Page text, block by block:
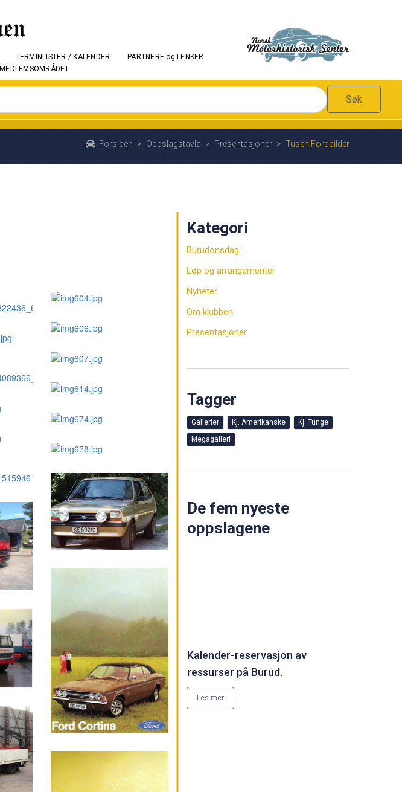
TERMINLISTER / KALENDER
PARTNERE og LENKER
MEDLEMSOMRÅDET
Søk
Forsiden > Oppslagstavla > Presentasjoner > Tusen Fordbilder
Kategori
Burudonsdag
Løp og arrangementer
Nyheter
Om klubben
Presentasjoner
Tagger
Gallerier Kj. Amerikanske
Kj. Tunge
Megagalleri
De fem nyeste
oppslagene
Kalender-reservasjon av
ressurser på Burud.
Les mer